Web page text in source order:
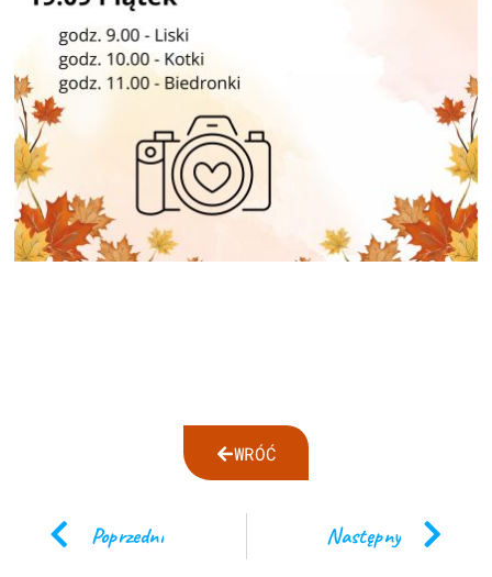
WRÓĆ
Poprzedni Następny